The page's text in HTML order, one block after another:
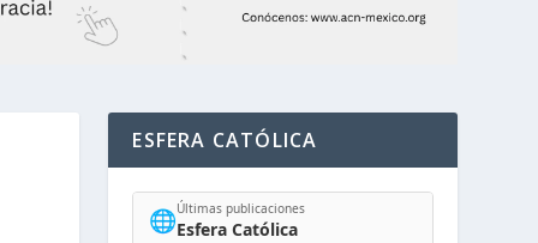
ESFERA CATÓLICA
🌐Últimas publicaciones
Esfera Católica